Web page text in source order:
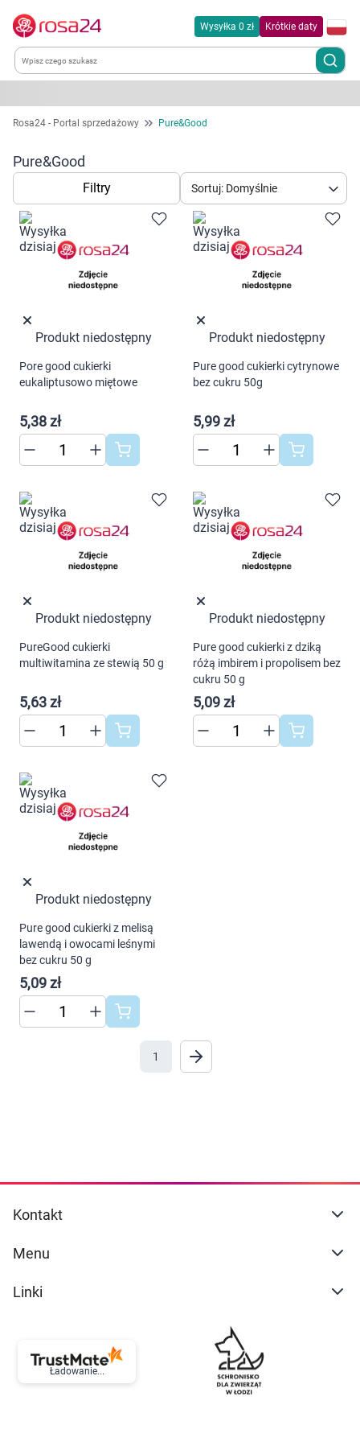
Korzystamy z plików cookies w celu
dostosowania zawartości serwisu do Twoich
preferencji. Więcej informacji znajdziesz w
naszej
polityce prywatności. Możesz określić
warunki przechowywania lub dostępu do
cookies poprzez kliknięcie przycisku
ustawienia wszystkich cookies klikając
AKCEPTUJĘ WSZYSTKIE
Wysyłka 0 zł Krótkie daty
Kategorie
Chemia gospodarcza
Dla zwierząt
Dom i ogród
Kobieta w ciąży i mama
Dziecko
Kosmetyki
Zdrowy styl życia
Sprzęt medyczny
Motoryzacja
Grupy produktowe
Rosa24 - Portal sprzedażowy Pure&Good
Pure&Good
Filtry Sortuj: Domyślnie
Produkt niedostępny
Pore good cukierki
eukaliptusowo miętowe
5,38 zł
Produkt niedostępny
Pure good cukierki cytrynowe
bez cukru 50g
5,99 zł
Produkt niedostępny
PureGood cukierki
multiwitamina ze stewią 50 g
5,63 zł
Produkt niedostępny
Pure good cukierki z dziką
różą imbirem i propolisem bez
cukru 50 g
5,09 zł
Produkt niedostępny
Pure good cukierki z melisą
lawendą i owocami leśnymi
bez cukru 50 g
5,09 zł
1
Kontakt
Menu
Linki
Ładowanie...